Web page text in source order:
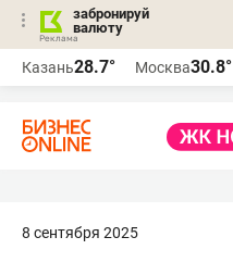
забронируй
валюту
Казань28.7° Москва30.8°
8 сентября 2025